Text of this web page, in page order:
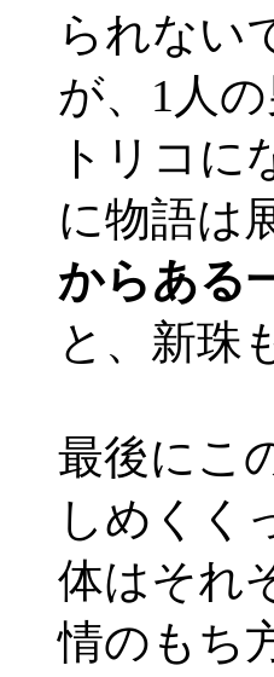
られない
が、1人
トリコに
に物語は
からある
と、新珠
最後にこ
しめくく
体はそれ
情のもち